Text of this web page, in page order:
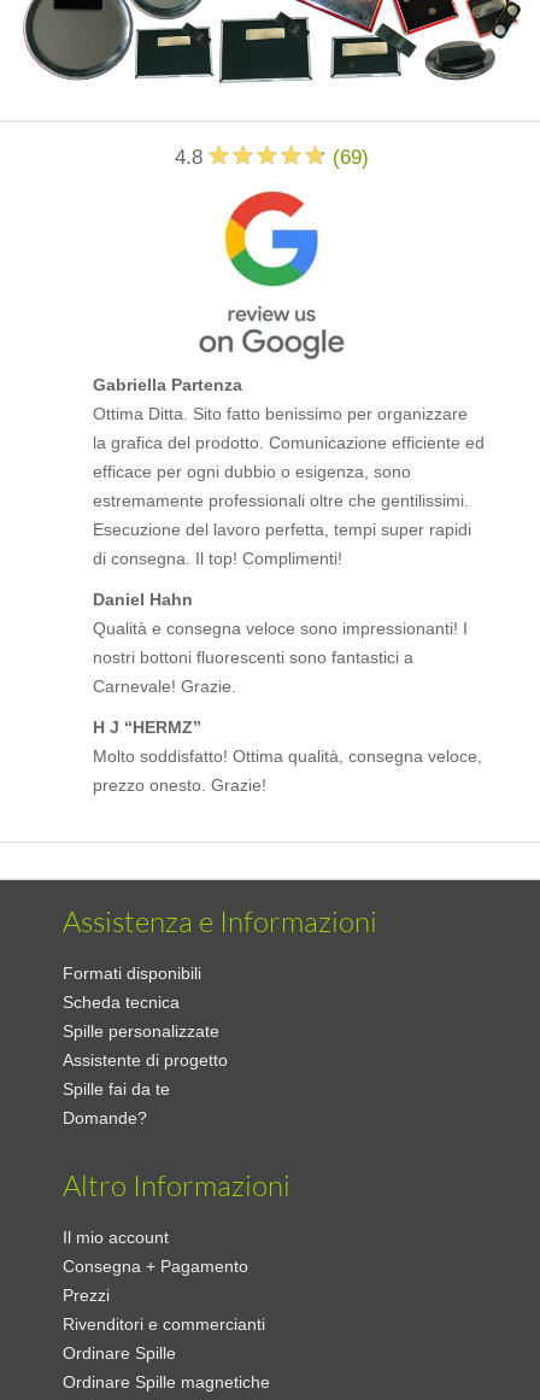
4.8 (69)
Gabriella Partenza
Ottima Ditta. Sito fatto benissimo per organizzare
la grafica del prodotto. Comunicazione efficiente ed
efficace per ogni dubbio o esigenza, sono
estremamente professionali oltre che gentilissimi.
Esecuzione del lavoro perfetta, tempi super rapidi
di consegna. Il top! Complimenti!
Daniel Hahn
Qualità e consegna veloce sono impressionanti! I
nostri bottoni fluorescenti sono fantastici a
Carnevale! Grazie.
H J “HERMZ”
Molto soddisfatto! Ottima qualità, consegna veloce,
prezzo onesto. Grazie!
Assistenza e Informazioni
Formati disponibili
Scheda tecnica
Spille personalizzate
Assistente di progetto
Spille fai da te
Domande?
Altro Informazioni
Il mio account
Consegna + Pagamento
Prezzi
Rivenditori e commercianti
Ordinare Spille
Ordinare Spille magnetiche